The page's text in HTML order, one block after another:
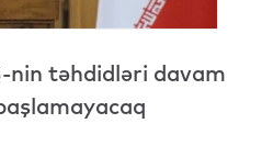
nin təhdidləri davam